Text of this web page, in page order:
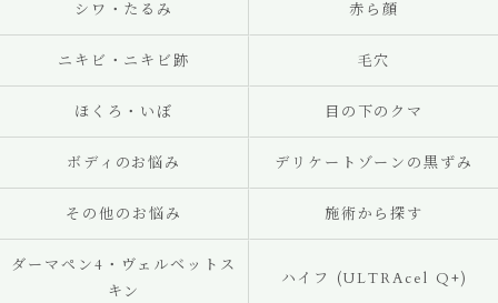
シワ・たるみ 赤ら顔
ニキビ・ニキビ跡 毛穴
ほくろ・いぼ 目の下のクマ
ボディのお悩み デリケートゾーンの黒ずみ
その他のお悩み 施術から探す
ダーマペン4・ヴェルベットス
キン
ハイフ (ULTRAcel Q+)